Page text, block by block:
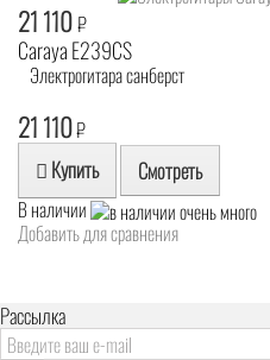
21 110₽
Caraya E239CS
Электрогитара санберст
21 110₽
Купить Смотреть
В наличии
Добавить для сравнения
Рассылка